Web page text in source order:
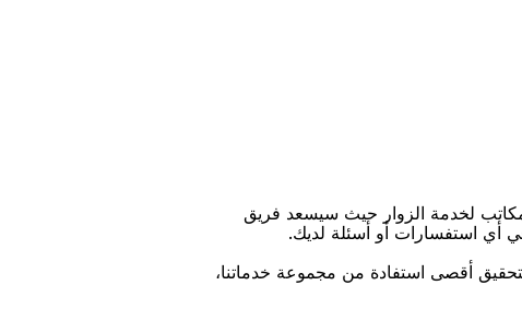
ﻟﺨﺪﻣﺔ اﻟﺰﻭاﺭ ﺣﻴﺚ ﺳﻴﺴﻌﺪ ﻓﺮﻳﻖ
ﺃﻱ اﺳﺘﻔﺴﺎﺭاﺕ ﺃﻭ ﺃﺳﺌﻠﺔ ﻟﺪﻳﻚ.
ﺃﻗﺼﻰ اﺳﺘﻔﺎﺩﺓ ﻣﻦ ﻣﺠﻤﻮﻋﺔ ﺧﺪﻣﺎﺗﻨﺎ،